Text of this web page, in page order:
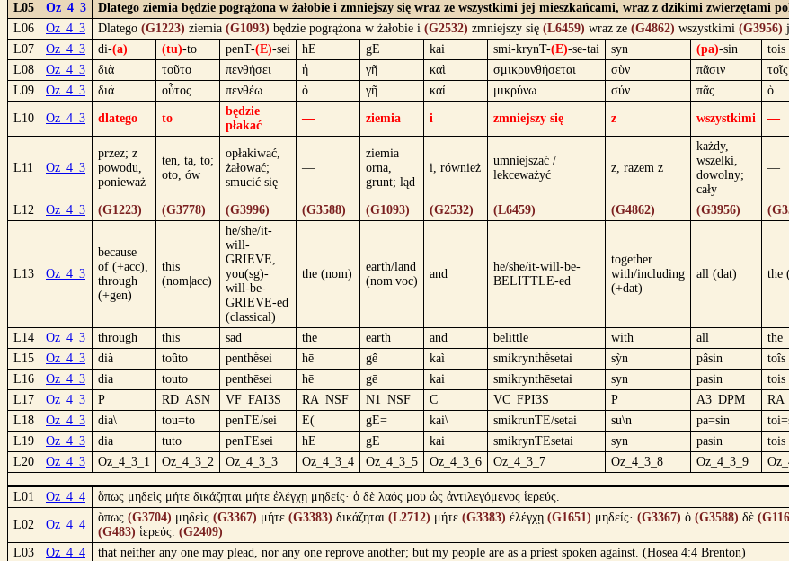
L05
Oz_4_3
Dlatego ziemia będzie pogrążona w żałobie i zmniejszy się wraz ze wszystkimi jej mieszkańcami, wraz z dzikimi
L06
Oz_4_3 Dlatego (G1223) ziemia (G1093) będzie pogrążona w żałobie i (G2532) zmniejszy się (L6459) wraz ze (G4862) wszystkimi (G3956)
L07
Oz_4_3 di-(a) (tu)-to penT-(E)-sei hE gE kai smi-krynT-(E)-se-tai syn (pa)-sin tois
L08
Oz_4_3 διὰ τοῦτο πενθήσει ἡ γῆ καὶ σμικρυνθήσεται σὺν πᾶσιν τοῖς
L09
Oz_4_3 διά οὗτος πενθέω ὁ γῆ καί μικρύνω σύν πᾶς ὁ
L10 Oz_4_3 dlatego to
będzie
płakać
— ziemia i zmniejszy się z wszystkimi —
L11 Oz_4_3
przez; z
powodu,
ponieważ
ten, ta, to;
oto, ów
opłakiwać,
żałować;
smucić się
—
ziemia
orna,
grunt; ląd
i, również
umniejszać /
lekceważyć
z, razem z
każdy,
wszelki,
dowolny;
cały
—
L12 Oz_4_3 (G1223) (G3778) (G3996) (G3588) (G1093) (G2532) (L6459) (G4862) (G3956)
L13 Oz_4_3
because
of (+acc),
through
(+gen)
this
(nom|acc)
he/she/it-
will-
GRIEVE,
you(sg)-
will-be-
GRIEVE-ed
(classical)
the (nom)
earth/land
(nom|voc)
and
he/she/it-will-be-
BELITTLE-ed
together
with/including
(+dat)
all (dat) the
L14 Oz_4_3 through this sad the earth and belittle with all the
L15
Oz_4_3 dià toûto penthḗsei hē gê kaì smikrynthḗsetai sỳn pâsin toîs
L16
Oz_4_3 dia touto penthēsei hē gē kai smikrynthēsetai syn pasin tois
L17
Oz_4_3 P RD_ASN VF_FAI3S RA_NSF N1_NSF C VC_FPI3S P A3_DPM
L18
Oz_4_3 dia\ tou=to penTE/sei E( gE= kai\ smikrunTE/setai su\n pa=sin
L19
Oz_4_3 dia tuto penTEsei hE gE kai smikrynTEsetai syn pasin tois
L20
Oz_4_3 Oz_4_3_1 Oz_4_3_2 Oz_4_3_3 Oz_4_3_4 Oz_4_3_5 Oz_4_3_6 Oz_4_3_7 Oz_4_3_8 Oz_4_3_9
L01 Oz_4_4 ὅπως μηδεὶς μήτε δικάζηται μήτε ἐλέγχῃ μηδείς· ὁ δὲ λαός μου ὡς ἀντιλεγόμενος ἱερεύς.
L02 Oz_4_4
ὅπως (G3704) μηδεὶς (G3367) μήτε (G3383) δικάζηται (L2712) μήτε (G3383) ἐλέγχῃ (G1651) μηδείς· (G3367) ὁ (G3588) δὲ
(G483) ἱερεύς. (G2409)
L03
Oz_4_4
that neither any one may plead, nor any one reprove another; but my people are as a priest spoken against. (Hosea 4:4 Brenton)